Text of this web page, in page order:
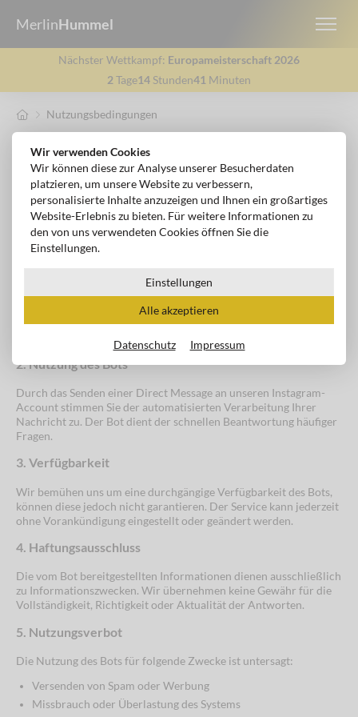
MerlinHummel
Nächster Wettkampf: Europameisterschaft 2026
2 Tage14 Stunden41 Minuten
Nutzungsbedingungen
NUTZUNGSBEDINGUNGEN
Nutzungsbedingungen -
Instagram Bot
Diese Nutzungsbedingungen regeln die Verwendung des
Instagram-Bots von Merlin Hummel zur automatisierten
2. Nutzung des Bots
Durch das Senden einer Direct Message an unseren Instagram-
Account stimmen Sie der automatisierten Verarbeitung Ihrer
Nachricht zu. Der Bot dient der schnellen Beantwortung häufiger
Fragen.
3. Verfügbarkeit
Wir bemühen uns um eine durchgängige Verfügbarkeit des Bots,
können diese jedoch nicht garantieren. Der Service kann jederzeit
ohne Vorankündigung eingestellt oder geändert werden.
4. Haftungsausschluss
Die vom Bot bereitgestellten Informationen dienen ausschließlich
zu Informationszwecken. Wir übernehmen keine Gewähr für die
Vollständigkeit, Richtigkeit oder Aktualität der Antworten.
5. Nutzungsverbot
Die Nutzung des Bots für folgende Zwecke ist untersagt:
Versenden von Spam oder Werbung
Missbrauch oder Überlastung des Systems
Wir verwenden Cookies
Wir können diese zur Analyse unserer Besucherdaten
platzieren, um unsere Website zu verbessern,
personalisierte Inhalte anzuzeigen und Ihnen ein großartiges
Website-Erlebnis zu bieten. Für weitere Informationen zu
den von uns verwendeten Cookies öffnen Sie die
Einstellungen.
Einstellungen
Alle akzeptieren
Datenschutz Impressum